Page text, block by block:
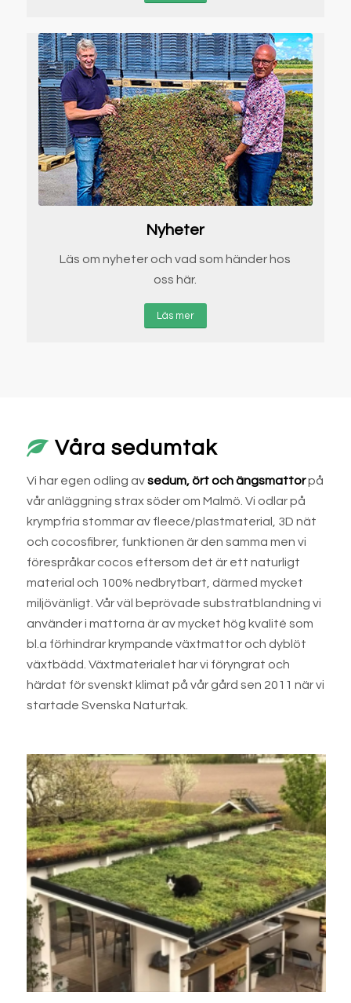
Nyheter
Läs om nyheter och vad som händer hos
oss här.
Läs mer
Våra sedumtak
Vi har egen odling avsedum, ört och ängsmattorpå
vår anläggning strax söder om Malmö. Vi odlar på
krympfria stommar av fleece/plastmaterial, 3D nät
och cocosfibrer, funktionen är den samma men vi
förespråkar cocos eftersom det är ett naturligt
material och 100% nedbrytbart, därmed mycket
miljövänligt. Vår väl beprövade substratblandning vi
använder i mattorna är av mycket hög kvalité som
bl.a förhindrar krympande växtmattor och dyblöt
växtbädd. Växtmaterialet har vi föryngrat och
härdat för svenskt klimat på vår gård sen 2011 när vi
startade Svenska Naturtak.